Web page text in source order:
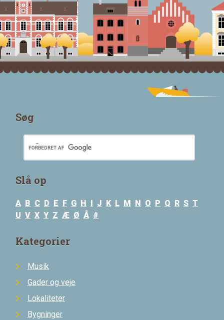
Søg
Slå op
A B C D E F G H I J K L M N O P Q R S T
U V X Y Z Æ Ø Å #
Kategorier
Musik
Gader og veje
Lokaliteter
Bygninger